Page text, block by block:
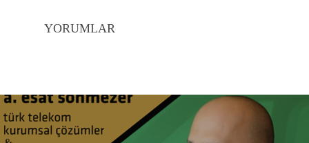
YORUMLAR